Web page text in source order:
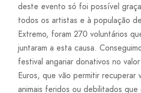
deste evento só foi possível
todos os artistas e à população
Extremo, foram 270 voluntários
juntaram a esta causa.
festival angariar donativos no
Euros, que vão permitir recuperar
animais feridos ou debilitados que